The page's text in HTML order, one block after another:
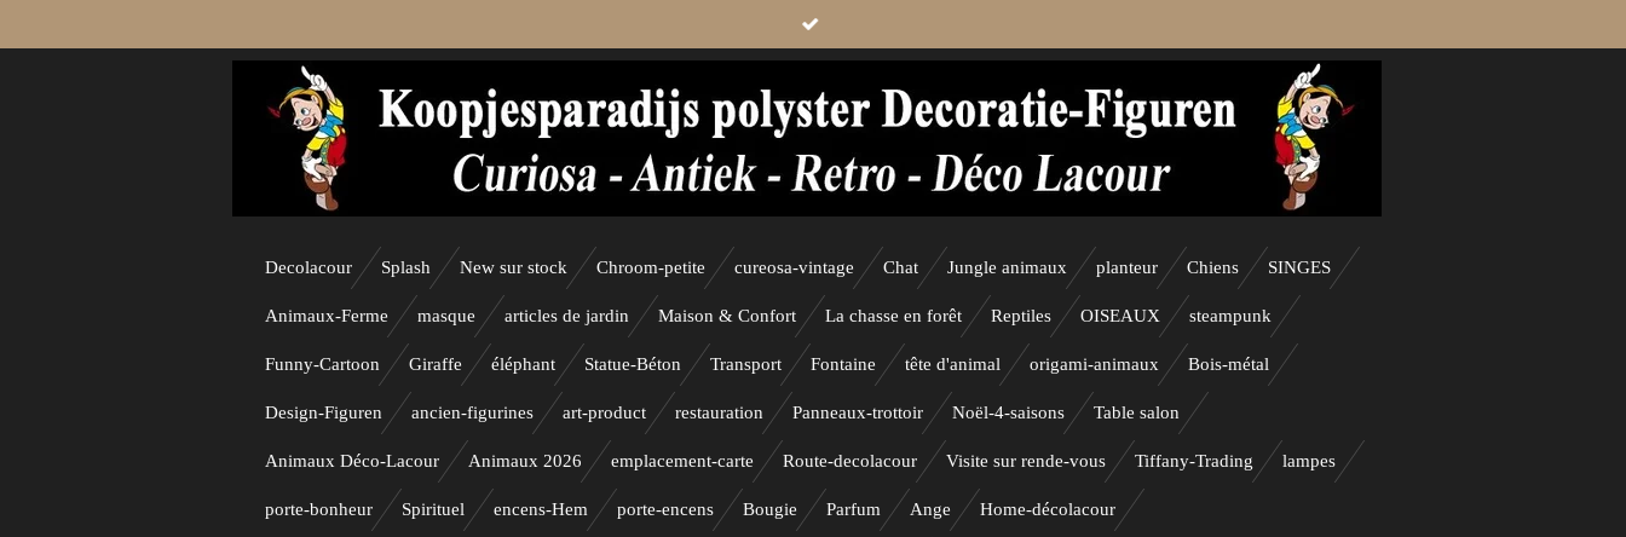
Decolacour Splash New sur stock Chroom-petite cureosa-vintage Chat Jungle animaux planteur Chiens SINGES
Animaux-Ferme masque articles de jardin Maison & Confort La chasse en forêt Reptiles OISEAUX steampunk
Funny-Cartoon Giraffe éléphant Statue-Béton Transport Fontaine tête d'animal origami-animaux Bois-métal
Design-Figuren ancien-figurines art-product restauration Panneaux-trottoir Noël-4-saisons Table salon
Animaux Déco-Lacour Animaux 2026 emplacement-carte Route-decolacour Visite sur rende-vous Tiffany-Trading lampes
porte-bonheur Spirituel encens-Hem porte-encens Bougie Parfum Ange Home-décolacour